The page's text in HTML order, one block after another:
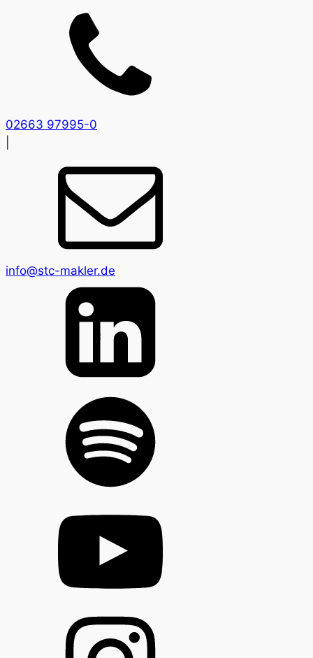
02663 97995-0
info@stc-makler.de